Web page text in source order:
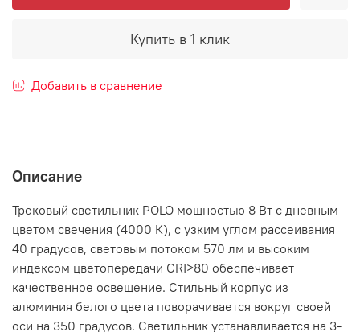
Купить в 1 клик
Добавить в сравнение
Описание
Трековый светильник POLO мощностью 8 Вт с дневным
цветом свечения (4000 К), с узким углом рассеивания
40 градусов, световым потоком 570 лм и высоким
индексом цветопередачи CRI>80 обеспечивает
качественное освещение. Стильный корпус из
алюминия белого цвета поворачивается вокруг своей
оси на 350 градусов. Светильник устанавливается на 3-